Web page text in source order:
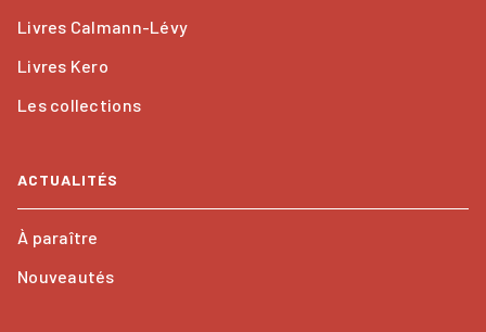
Livres Calmann-Lévy
Livres Kero
Les collections
ACTUALITÉS
À paraître
Nouveautés